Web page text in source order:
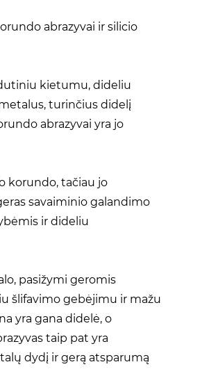
abrazyvai ir silicio
kietumu, dideliu
turinčius didelį
abrazyvai yra jo
korundo, tačiau jo
savaiminio galandimo
ir dideliu
pasižymi geromis
šlifavimo gebėjimu ir mažu
yra gana didelė, o
taip pat yra
dydį ir gerą atsparumą